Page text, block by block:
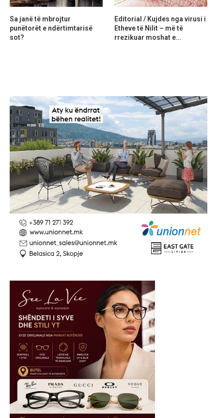
Sa janë të mbrojtur
punëtorët e ndërtimtarisë
sot?
Editorial / Kujdes nga virusi i
Etheve të Nilit – më të
rrezikuar moshat e...